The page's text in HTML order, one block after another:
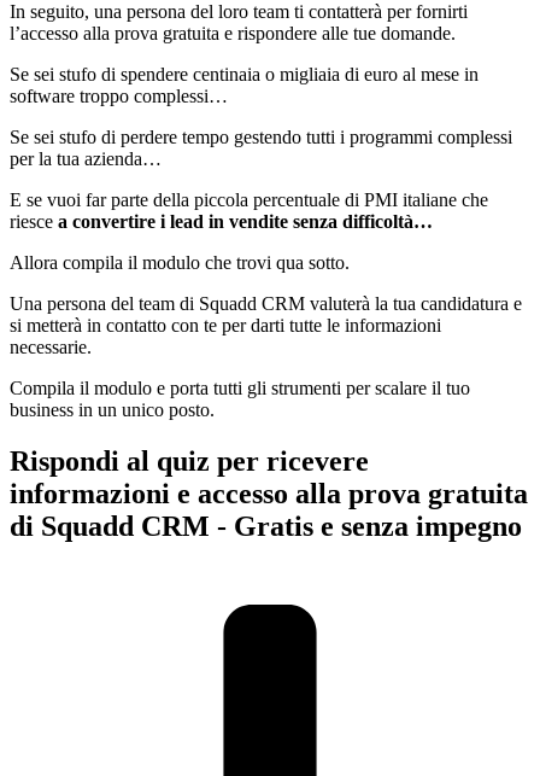
In seguito, una persona del loro team ti contatterà per fornirti
l’accesso alla prova gratuita e rispondere alle tue domande.
Se sei stufo di spendere centinaia o migliaia di euro al mese in
software troppo complessi…
Se sei stufo di perdere tempo gestendo tutti i programmi complessi
per la tua azienda…
E se vuoi far parte della piccola percentuale di PMI italiane che
riesce a convertire i lead in vendite senza difficoltà…
Allora compila il modulo che trovi qua sotto.
Una persona del team di Squadd CRM valuterà la tua candidatura e
si metterà in contatto con te per darti tutte le informazioni
necessarie.
Compila il modulo e porta tutti gli strumenti per scalare il tuo
business in un unico posto.
Rispondi al quiz per ricevere
informazioni e accesso alla prova gratuita
di Squadd CRM - Gratis e senza impegno